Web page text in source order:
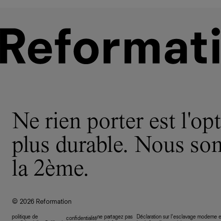
Ne rien porter est
plus durable. Nous
la 2ème.
© 2026 Reformation
politique de
confidentialiténe partagez pas
Déclaration sur l’esclavage moderne